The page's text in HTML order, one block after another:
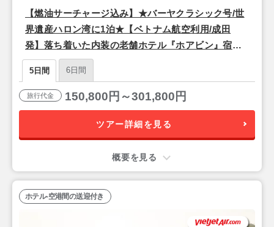
【燃油サーチャージ込み】★バーヤクラシック号/世
界遺産ハロン湾に1泊★【ベトナム航空利用/成田
発】落ち着いた内装の老舗ホテル『ホアビン』宿泊
ハノイ3泊5日
5日間 6日間
旅行代金 150,800円～301,800円
ツアー詳細を見る
概要を見る
ホテル-空港間の送迎付き